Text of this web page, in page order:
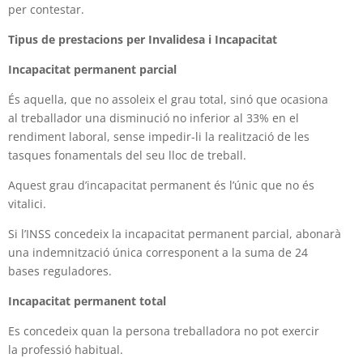
per contestar.
Tipus de prestacions per Invalidesa i Incapacitat
Incapacitat permanent parcial
És aquella, que no assoleix el grau total, sinó que ocasiona
al treballador una disminució no inferior al 33% en el
rendiment laboral, sense impedir-li la realització de les
tasques fonamentals del seu lloc de treball.
Aquest grau d’incapacitat permanent és l’únic que no és
vitalici.
Si l’INSS concedeix la incapacitat permanent parcial, abonarà
una indemnització única corresponent a la suma de 24
bases reguladores.
Incapacitat permanent total
Es concedeix quan la persona treballadora no pot exercir
la professió habitual.